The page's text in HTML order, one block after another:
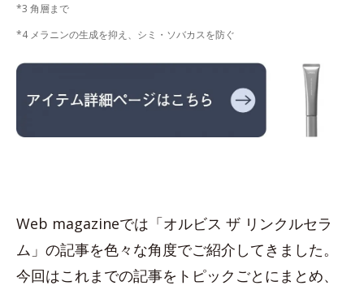
*3 角層まで
*4 メラニンの生成を抑え、シミ・ソバカスを防ぐ
Web magazineでは「オルビス ザ リンクルセラ
ム」の記事を色々な角度でご紹介してきました。
今回はこれまでの記事をトピックごとにまとめ、